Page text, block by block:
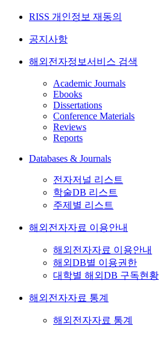
RISS 개인정보 재동의
공지사항
해외전자정보서비스 검색
Academic Journals
Ebooks
Dissertations
Conference Materials
Reviews
Reports
Databases & Journals
전자저널 리스트
학술DB 리스트
주제별 리스트
해외전자자료 이용안내
해외전자자료 이용안내
해외DB별 이용권한
대학별 해외DB 구독현황
해외전자자료 통계
해외전자자료 통계